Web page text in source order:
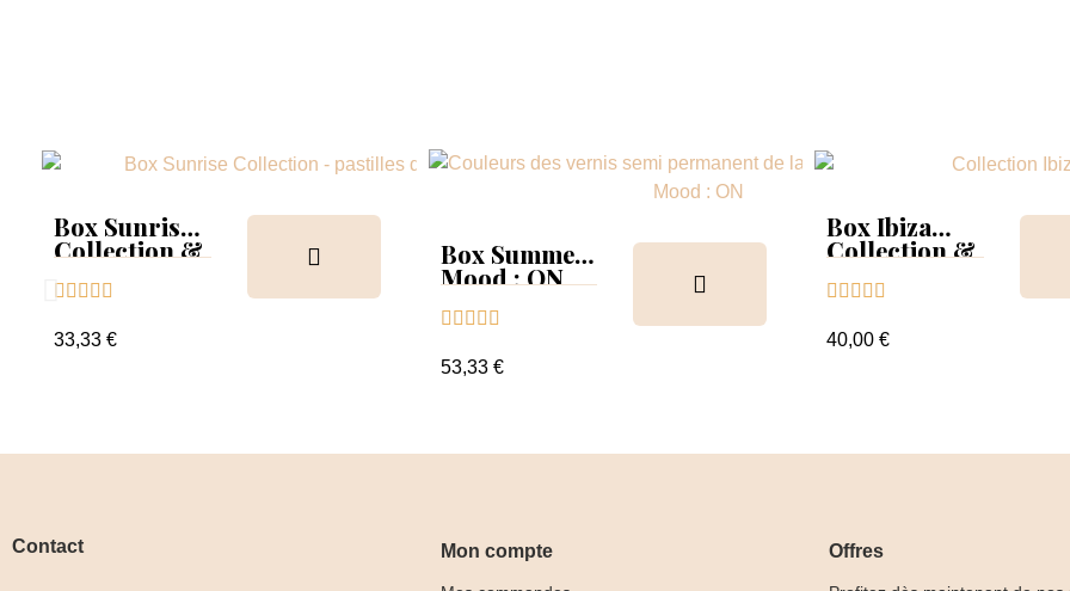
Box Sunrise
Collection &
    
33,33 €
Box Summer
Mood : ON
Collection &
Tips+nuancier
    
53,33 €
Box Ibiza
Collection &
    
40,00 €
Contact Mon compte Offres